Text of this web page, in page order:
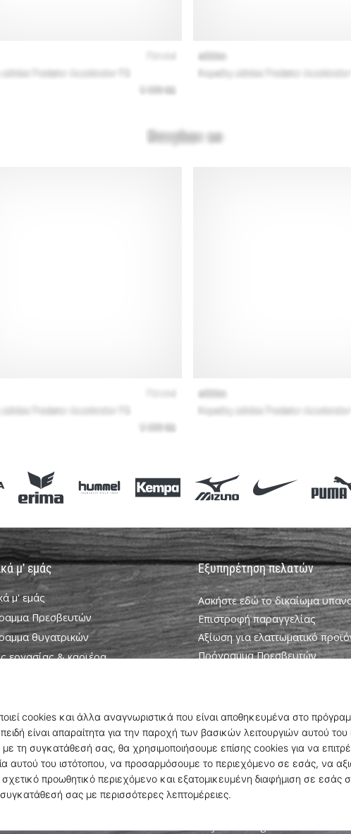
μ' εμάς
μ' εμάς
Πρεσβευτών
θυγατρικών
εργασίας & καριέρα
Εξυπηρέτηση πελατών
Ασκήστε εδώ το δικαίωμα
Επιστροφή παραγγελίας
Αξίωση για ελαττωματικό
Πρόγραμμα Πρεσβευτών
Βρείτε το σωστό μέγεθος
Επικοινωνία
Συχνές ερωτήσεις
Πολιτική απορρήτου